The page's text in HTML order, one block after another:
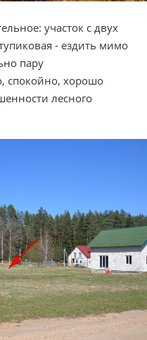
участок с двух
- ездить мимо
пару
спокойно, хорошо
лесного